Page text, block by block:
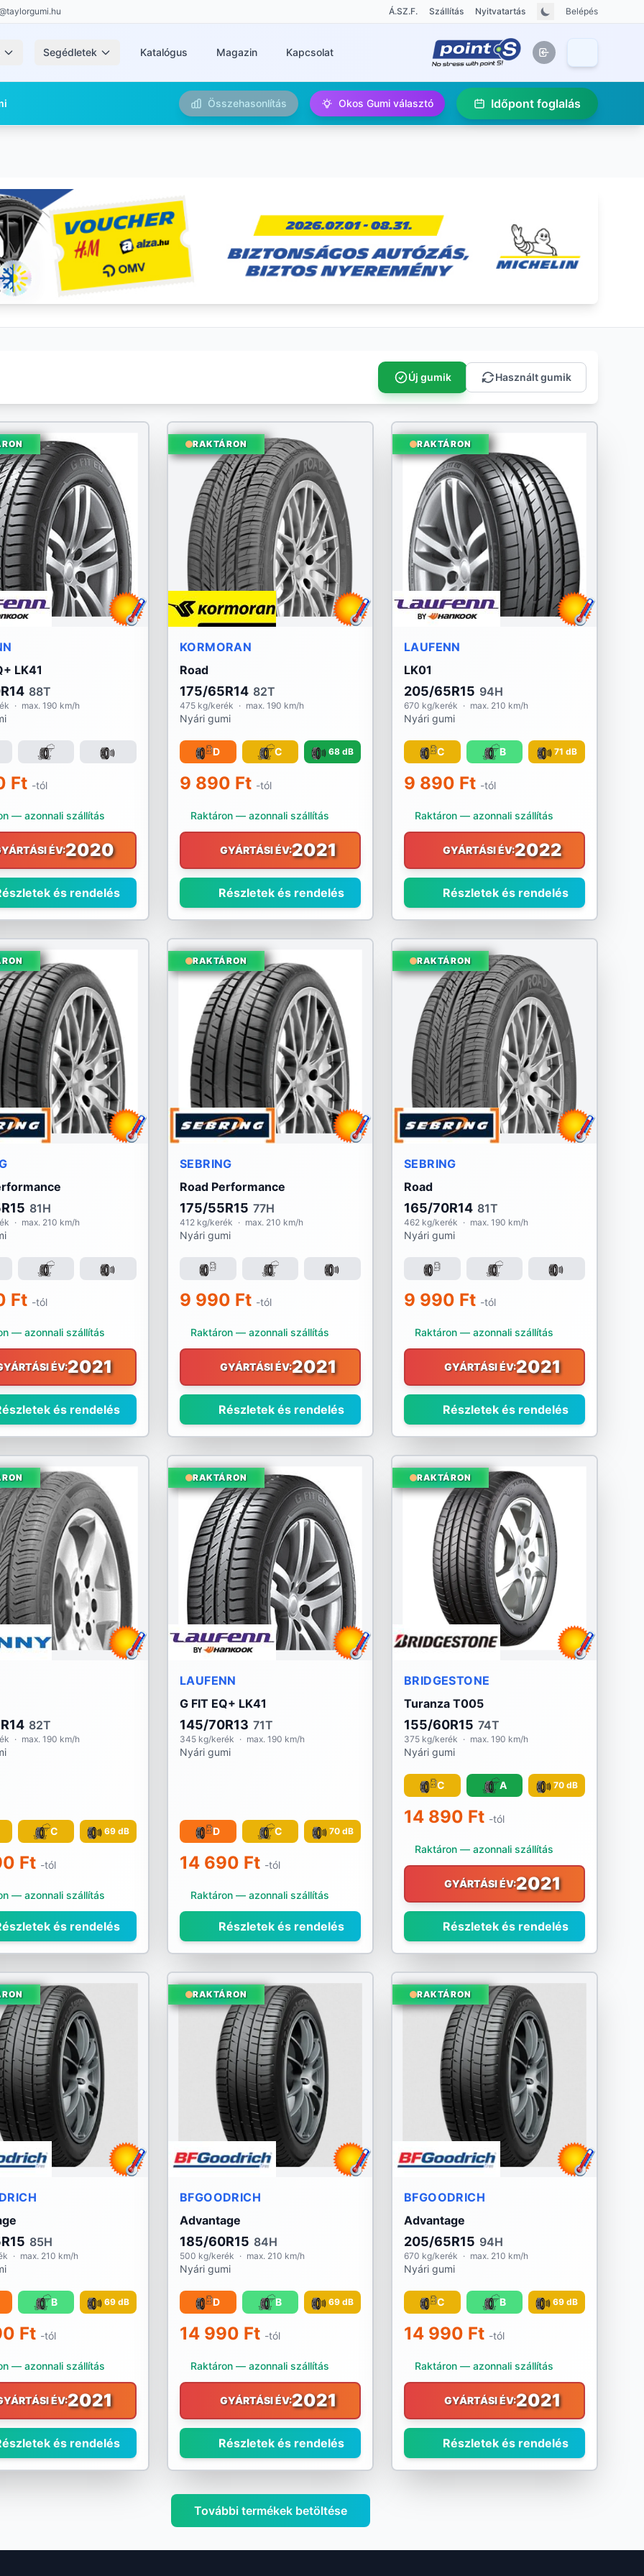
Á.SZ.F. Szállítás Nyitvatartás Belépés
Segédletek Katalógus Magazin Kapcsolat
Összehasonlítás Okos Gumi választó Időpont foglalás
Új gumik Használt gumik
LK41
88T
· max. 190 km/h
Ft -tól
— azonnali szállítás
ÉV:2020
és rendelés
RAKTÁRON
KORMORAN
Road
175/65R14 82T
475 kg/kerék · max. 190 km/h
Nyári gumi
D C 68 dB
9 890 Ft -tól
Raktáron — azonnali szállítás
GYÁRTÁSI ÉV:2021
Részletek és rendelés
RAKTÁRON
LAUFENN
LK01
205/65R15 94H
670 kg/kerék · max. 210 km/h
Nyári gumi
C B 71 dB
9 890 Ft -tól
Raktáron — azonnali szállítás
GYÁRTÁSI ÉV:2022
Részletek és rendelés
81H
· max. 210 km/h
Ft -tól
— azonnali szállítás
ÉV:2021
és rendelés
RAKTÁRON
SEBRING
Road Performance
175/55R15 77H
412 kg/kerék · max. 210 km/h
Nyári gumi
9 990 Ft -tól
Raktáron — azonnali szállítás
GYÁRTÁSI ÉV:2021
Részletek és rendelés
RAKTÁRON
SEBRING
Road
165/70R14 81T
462 kg/kerék · max. 190 km/h
Nyári gumi
9 990 Ft -tól
Raktáron — azonnali szállítás
GYÁRTÁSI ÉV:2021
Részletek és rendelés
82T
· max. 190 km/h
C 69 dB
Ft -tól
— azonnali szállítás
és rendelés
RAKTÁRON
LAUFENN
G FIT EQ+ LK41
145/70R13 71T
345 kg/kerék · max. 190 km/h
Nyári gumi
D C 70 dB
14 690 Ft -tól
Raktáron — azonnali szállítás
Részletek és rendelés
RAKTÁRON
BRIDGESTONE
Turanza T005
155/60R15 74T
375 kg/kerék · max. 190 km/h
Nyári gumi
C A 70 dB
14 890 Ft -tól
Raktáron — azonnali szállítás
GYÁRTÁSI ÉV:2021
Részletek és rendelés
85H
· max. 210 km/h
B 69 dB
Ft -tól
— azonnali szállítás
ÉV:2021
és rendelés
RAKTÁRON
BFGOODRICH
Advantage
185/60R15 84H
500 kg/kerék · max. 210 km/h
Nyári gumi
D B 69 dB
14 990 Ft -tól
Raktáron — azonnali szállítás
GYÁRTÁSI ÉV:2021
Részletek és rendelés
RAKTÁRON
BFGOODRICH
Advantage
205/65R15 94H
670 kg/kerék · max. 210 km/h
Nyári gumi
C B 69 dB
14 990 Ft -tól
Raktáron — azonnali szállítás
GYÁRTÁSI ÉV:2021
Részletek és rendelés
További termékek betöltése